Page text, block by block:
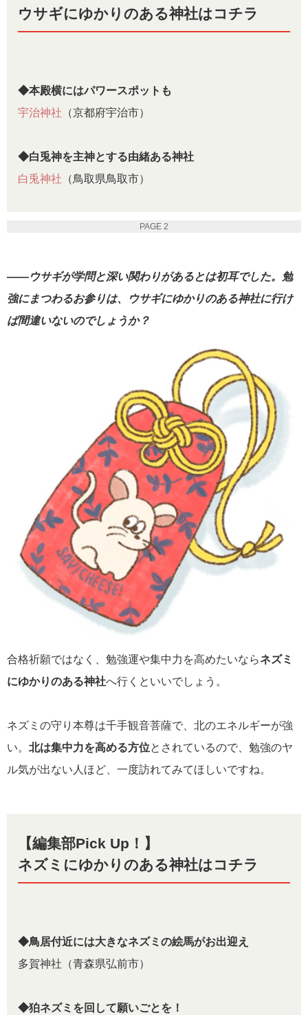
ウサギにゆかりのある神社はコチラ
◆本殿横にはパワースポットも
宇治神社 （京都府宇治市）
◆白兎神を主神とする由緒ある神社
白兎神社 （鳥取県鳥取市）
PAGE 2
――ウサギが学問と深い関わりがあるとは初耳でした。
勉
強にまつわるお参りは、ウサギにゆかりのある神社に行け
ば間違いないのでしょうか？
合格祈願ではなく、勉強運や集中力を高めたいならネズミ
にゆかりのある神社へ行くといいでしょう。
ネズミの守り本尊は千手観音菩薩で、北のエネルギーが強
い。 北は集中力を高める方位とされているので、勉強のヤ
ル気が出ない人ほど、一度訪れてみてほしいですね。
【編集部Pick Up！】
ネズミにゆかりのある神社はコチラ
◆鳥居付近には大きなネズミの絵馬がお出迎え
多賀神社（青森県弘前市）
◆狛ネズミを回して願いごとを！